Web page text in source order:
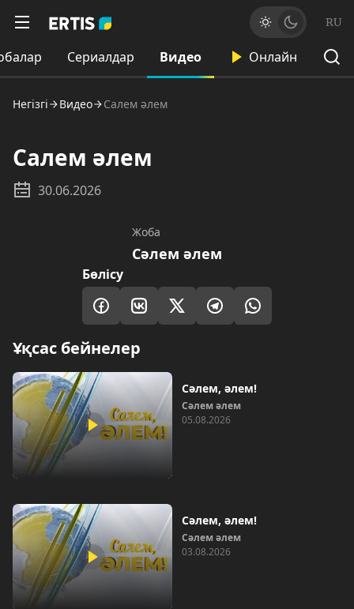
RU
Сериалдар Видео Онлайн
Негізгі Видео Салем әлем
Салем әлем
30.06.2026
Жоба
Сәлем әлем
Бөлісу
Ұқсас бейнелер
Сәлем, әлем!
Сәлем әлем
05.08.2026
Сәлем, әлем!
Сәлем әлем
03.08.2026